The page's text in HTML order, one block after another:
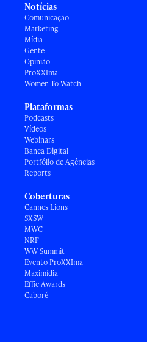
Notícias
Comunicação
Marketing
Mídia
Gente
Opinião
ProXXIma
Women To Watch
Plataformas
Podcasts
Vídeos
Webinars
Banca Digital
Portfólio de Agências
Reports
Coberturas
Cannes Lions
SXSW
MWC
NRF
WW Summit
Evento ProXXIma
Maximídia
Effie Awards
Caboré